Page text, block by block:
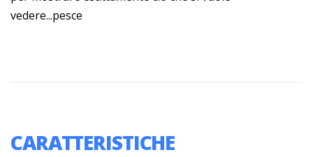
vedere...pesce
CARATTERISTICHE